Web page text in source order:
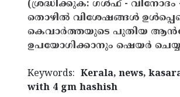
(ശ്രദ്ധിക്കുക: ഗൾഫ് - വിനോദം
തൊഴിൽ വിശേഷങ്ങൾ
കെവാർത്തയുടെ പുതിയ
ഉപയോഗിക്കാനും ഷെയർ
Keywords: Kerala, news,
with 4 gm hashish